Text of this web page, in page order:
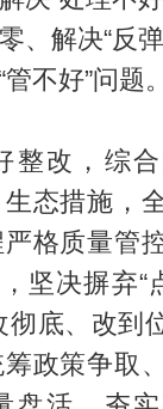
、解决“反
不好”问题。
整改，综
态措施，
格质量管
坚决摒弃“
彻底、改到
政策争取